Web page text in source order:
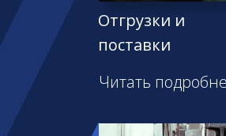
Отгрузки и
поставки
Читать